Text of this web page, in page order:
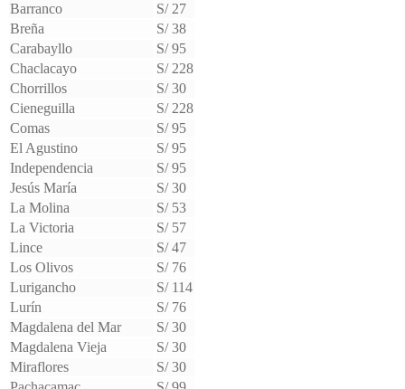
Barranco
S/ 27
Breña
S/ 38
Carabayllo
S/ 95
Chaclacayo
S/ 228
Chorrillos
S/ 30
Cieneguilla
S/ 228
Comas
S/ 95
El Agustino
S/ 95
Independencia
S/ 95
Jesús María
S/ 30
La Molina
S/ 53
La Victoria
S/ 57
Lince
S/ 47
Los Olivos
S/ 76
Lurigancho
S/ 114
Lurín
S/ 76
Magdalena del Mar
S/ 30
Magdalena Vieja
S/ 30
Miraflores
S/ 30